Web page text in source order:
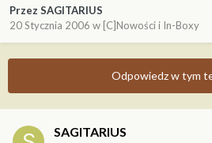
Przez SAGITARIUS
20 Stycznia 2006 w [C]Nowości i In-Boxy
Odpowiedz w tym
SAGITARIUS